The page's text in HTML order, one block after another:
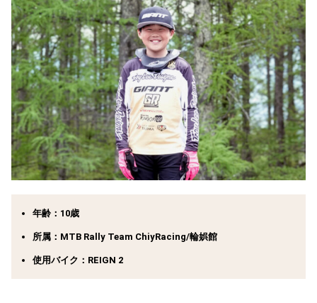
年齢：10歳
所属：MTB Rally Team ChiyRacing/輪娯館
使用バイク：REIGN 2